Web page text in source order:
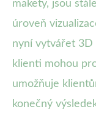
makety, jsou
úroveň
nyní vytvářet 3D
klienti mohou
umožňuje
konečný